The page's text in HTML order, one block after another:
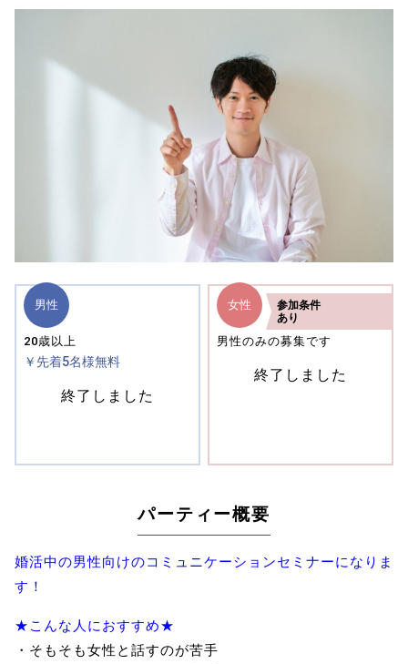
男性
20歳以上
￥先着5名様無料
終了しました
女性
男性のみの募集です
参加条件
あり
終了しました
パーティー概要
婚活中の男性向けのコミュニケーションセミナーになりま
す！
★こんな人におすすめ★
・そもそも女性と話すのが苦手